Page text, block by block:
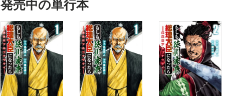
発売中の単行本